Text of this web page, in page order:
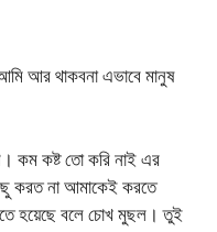
আর থাকবনা এভাবে মানুষ
কম কষ্ট তো করি নাই এর
করত না আমাকেই করতে
হয়েছে বলে চোখ মুছল। তুই